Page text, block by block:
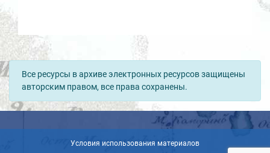
Все ресурсы в архиве электронных ресурсов защищены
авторским правом, все права сохранены.
Условия использования материалов